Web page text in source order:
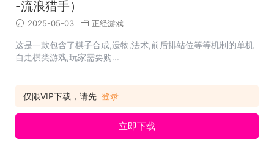
-流浪猎手）
2025-05-03 正经游戏
这是一款包含了棋子合成,遗物,法术,前后排站位等等机制的单机
自走棋类游戏,玩家需要购...
仅限VIP下载，请先 登录
立即下载